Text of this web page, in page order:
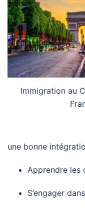
Immigration au
une bonne
Apprendre les
S’engager